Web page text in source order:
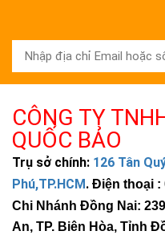
CÔNG TY
QUỐC BẢO
Trụ sở chính: 126 Tân
Phú,TP.HCM . Điện thoại :
Chi Nhánh Đồng Nai:
An, TP. Biên Hòa, Tỉnh